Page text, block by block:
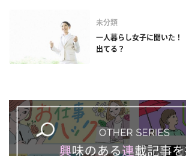
未分類
一人暮らし女子に聞いた
出てる？